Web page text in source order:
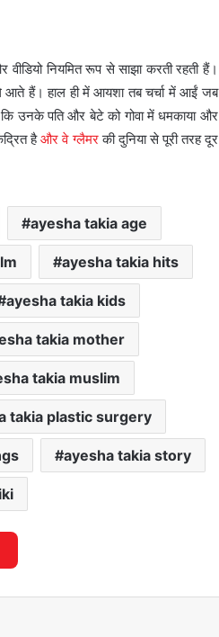
नियमित रूप से साझा करती रहती हैं।
हैं। हाल ही में आयशा तब चर्चा में आईं जब
उनके पति और बेटे को गोवा में धमकाया और
हैऔर वे ग्लैमरकी दुनिया से पूरी तरह दूर
ayesha takia age
ayesha takia hits
ayesha takia kids
takia mother
takia muslim
takia plastic surgery
ayesha takia story
अभियान में उतरी सरकार, क्या
नदी की तस्वीर?
शुरुआत, पहले दिन कंगना रनौत की